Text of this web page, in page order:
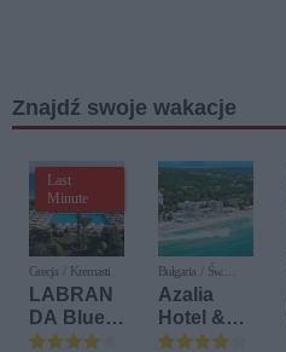
h Serc
Znajdź swoje wakacje
Last
Minute
Grecja / Kremasti
LABRAN
DA Blue
Bay
Bułgaria / Św.
Konstantyn i Elena
Azalia
Hotel &
Spa